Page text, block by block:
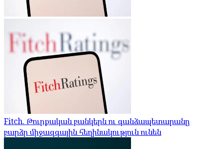
Fitch. Թուրքական բանկերն ու գանձապետարանը
բարձր միջազգային հեղինակություն ունեն